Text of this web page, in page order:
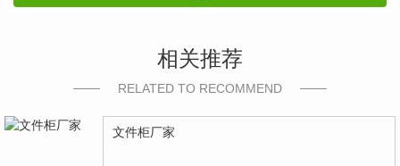
相关推荐
RELATED TO RECOMMEND
文件柜厂家